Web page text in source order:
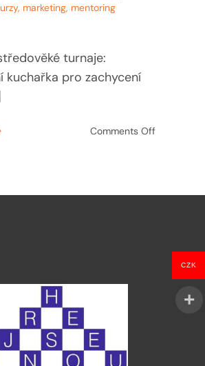
marketing, mentoring
turnaje:
kuchařka pro zachycení
Comments Offon
zachycení
ducha
dávných
CZK